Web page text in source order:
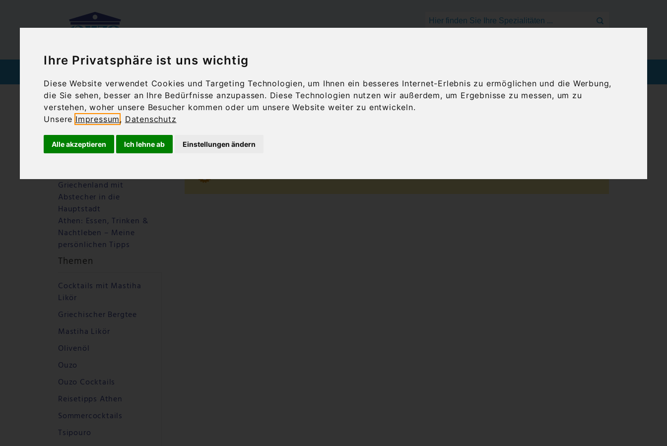
Ihre Privatsphäre ist uns wichtig
Diese Website verwendet Cookies und Targeting Technologien, um Ihnen ein besseres Internet-Erlebnis zu ermöglichen und die Werbung,
die Sie sehen, besser an Ihre Bedürfnisse anzupassen. Diese Technologien nutzen wir außerdem, um Ergebnisse zu messen, um zu
verstehen, woher unsere Besucher kommen oder um unsere Website weiter zu entwickeln.
Unsere Impressum, Datenschutz
Alle akzeptieren Ich lehne ab Einstellungen ändern
SPIRITUOSEN OLIVENÖL
Startseite Blog Athen Akropolis
Letzte Beiträge
Warum Ouzo Kazanisto
anders schmeckt – ein
Griechenland mit
Abstecher in die
Hauptstadt
Athen: Essen, Trinken &
Nachtleben – Meine
persönlichen Tipps
Themen
Cocktails mit Mastiha
Likör
Griechischer Bergtee
Mastiha Likör
Olivenöl
Ouzo
Ouzo Cocktails
Reisetipps Athen
Sommercocktails
Tsipouro